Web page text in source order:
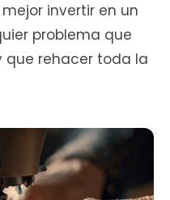
invertir en un
problema que
que rehacer toda la